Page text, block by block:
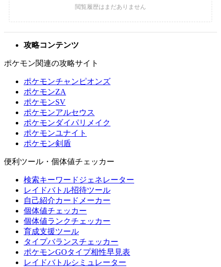
攻略コンテンツ
ポケモン関連の攻略サイト
ポケモンチャンピオンズ
ポケモンZA
ポケモンSV
ポケモンアルセウス
ポケモンダイパリメイク
ポケモンユナイト
ポケモン剣盾
便利ツール・個体値チェッカー
検索キーワードジェネレーター
レイドバトル招待ツール
自己紹介カードメーカー
個体値チェッカー
個体値ランクチェッカー
育成支援ツール
タイプバランスチェッカー
ポケモンGOタイプ相性早見表
レイドバトルシミュレーター